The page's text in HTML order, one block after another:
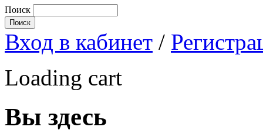
Поиск
Вход в кабинет /
Loading cart
Вы здесь